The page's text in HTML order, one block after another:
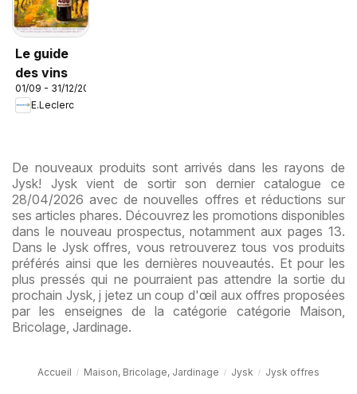
Le guide
des vins
01/09 - 31/12/2026
E.Leclerc
De nouveaux produits sont arrivés dans les rayons de
Jysk! Jysk vient de sortir son dernier catalogue ce
28/04/2026 avec de nouvelles offres et réductions sur
ses articles phares. Découvrez les promotions disponibles
dans le nouveau prospectus, notamment aux pages 13.
Dans le Jysk offres, vous retrouverez tous vos produits
préférés ainsi que les dernières nouveautés. Et pour les
plus pressés qui ne pourraient pas attendre la sortie du
prochain Jysk, j jetez un coup d'œil aux offres proposées
par les enseignes de la catégorie catégorie Maison,
Bricolage, Jardinage.
Accueil Maison, Bricolage, Jardinage Jysk Jysk offres